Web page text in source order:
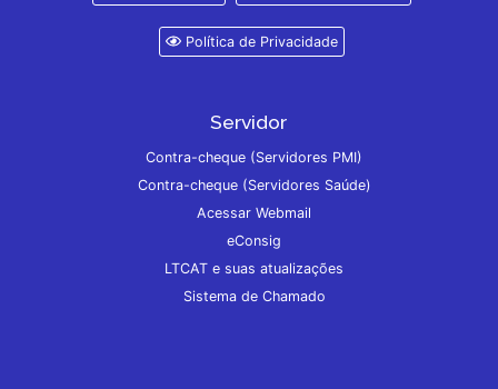
Política de Privacidade
Servidor
Contra-cheque (Servidores PMI)
Contra-cheque (Servidores Saúde)
Acessar Webmail
eConsig
LTCAT e suas atualizações
Sistema de Chamado